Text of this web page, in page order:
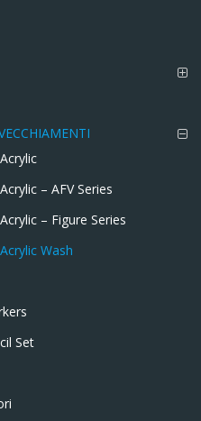
– AFV Series
– Figure Series
Wash
Set